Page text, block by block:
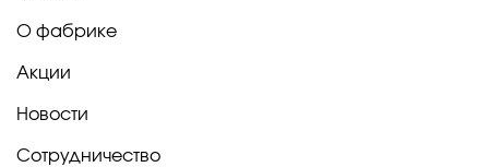
О фабрике
Акции
Новости
Сотрудничество